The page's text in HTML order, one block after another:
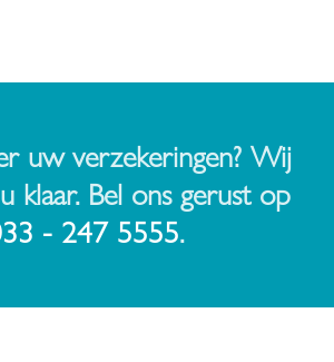
uw verzekeringen? Wij
klaar. Bel ons gerust op
- 247 5555.